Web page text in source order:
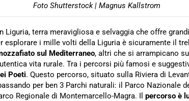
Foto Shutterstock | Magnus Kallstrom
Liguria, terra meravigliosa e selvaggia che offre
esplorare i mille volti della Liguria è sicuramente il
sul Mediterraneo, altri che si arrampicano
vita rurale. Tra i percorsi più famosi e
Poeti. Questo percorso, situato sulla Riviera di
per ben 3 Parchi naturali: il Parco Nazionale
Regionale di Montemarcello-Magra. Il percorso è